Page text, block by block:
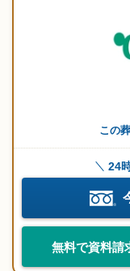
この
24
無料で資料請